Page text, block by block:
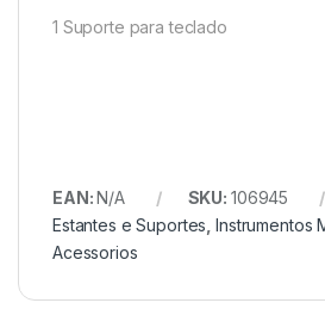
1 Suporte para teclado
EAN:N/A SKU: 106945
Estantes e Suportes ,Instrumentos
Acessorios